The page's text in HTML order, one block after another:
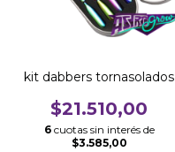
kit dabbers tornasolados
$21.510,00
6 cuotas sin interés de
$3.585,00